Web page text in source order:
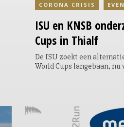
ISU en KNSB
Cups in Thialf
De ISU zoekt een
World Cups langebaan, nu
Nederland te organiseren,
december van dit jaar.
CORONA CRISIS